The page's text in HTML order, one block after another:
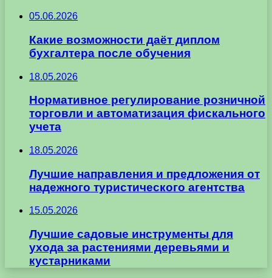
05.06.2026
Какие возможности даёт диплом
бухгалтера после обучения
18.05.2026
Нормативное регулирование розничной
торговли и автоматизация фискального
учета
18.05.2026
Лучшие направления и предложения от
надежного туристического агентства
15.05.2026
Лучшие садовые инструменты для
ухода за растениями деревьями и
кустарниками